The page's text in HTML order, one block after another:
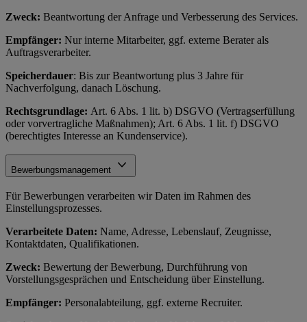
Zweck: Beantwortung der Anfrage und Verbesserung des Services.
Empfänger: Nur interne Mitarbeiter, ggf. externe Berater als
Auftragsverarbeiter.
Speicherdauer: Bis zur Beantwortung plus 3 Jahre für
Nachverfolgung, danach Löschung.
Rechtsgrundlage: Art. 6 Abs. 1 lit. b) DSGVO (Vertragserfüllung
oder vorvertragliche Maßnahmen); Art. 6 Abs. 1 lit. f) DSGVO
(berechtigtes Interesse an Kundenservice).
Bewerbungsmanagement
Für Bewerbungen verarbeiten wir Daten im Rahmen des
Einstellungsprozesses.
Verarbeitete Daten: Name, Adresse, Lebenslauf, Zeugnisse,
Kontaktdaten, Qualifikationen.
Zweck: Bewertung der Bewerbung, Durchführung von
Vorstellungsgesprächen und Entscheidung über Einstellung.
Empfänger: Personalabteilung, ggf. externe Recruiter.